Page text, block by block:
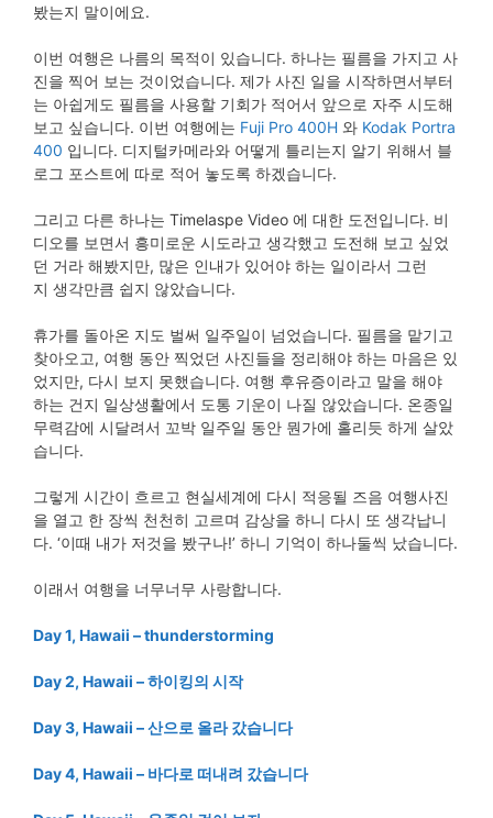
봤는지 말이에요.
이번 여행은 나름의 목적이 있습니다. 하나는 필름을 가지고 사
진을 찍어 보는 것이었습니다. 제가 사진 일을 시작하면서부터
는 아쉽게도 필름을 사용할 기회가 적어서 앞으로 자주 시도해
보고 싶습니다. 이번 여행에는 Fuji Pro 400H 와 Kodak Portra
400 입니다. 디지털카메라와 어떻게 틀리는지 알기 위해서 블
로그 포스트에 따로 적어 놓도록 하겠습니다.
그리고 다른 하나는 Timelaspe Video 에 대한 도전입니다. 비
디오를 보면서 흥미로운 시도라고 생각했고 도전해 보고 싶었
던 거라 해봤지만, 많은 인내가 있어야 하는 일이라서 그런
지 생각만큼 쉽지 않았습니다.
휴가를 돌아온 지도 벌써 일주일이 넘었습니다. 필름을 맡기고
찾아오고, 여행 동안 찍었던 사진들을 정리해야 하는 마음은 있
었지만, 다시 보지 못했습니다. 여행 후유증이라고 말을 해야
하는 건지 일상생활에서 도통 기운이 나질 않았습니다. 온종일
무력감에 시달려서 꼬박 일주일 동안 뭔가에 홀리듯 하게 살았
습니다.
그렇게 시간이 흐르고 현실세계에 다시 적응될 즈음 여행사진
을 열고 한 장씩 천천히 고르며 감상을 하니 다시 또 생각납니
다. ‘이때 내가 저것을 봤구나!’ 하니 기억이 하나둘씩 났습니다.
이래서 여행을 너무너무 사랑합니다.
Day 1, Hawaii – thunderstorming
Day 2, Hawaii – 하이킹의 시작
Day 3, Hawaii – 산으로 올라 갔습니다
Day 4, Hawaii – 바다로 떠내려 갔습니다